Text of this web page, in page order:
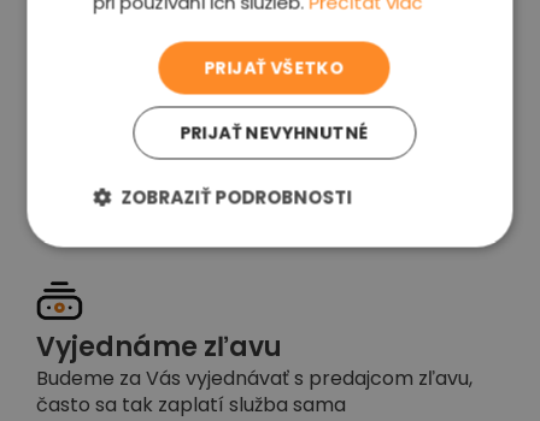
voľba
Garancia spokojnosti
Pokiaľ nebudete s našou prácou spokojní,
Vyjednáme zľavu
Budeme za Vás vyjednávať s predajcom zľavu,
často sa tak zaplatí služba sama
PRIJAŤ VŠETKO
PRIJAŤ NEVYHNUTNÉ
ZOBRAZIŤ PODROBNOSTI